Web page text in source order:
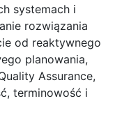
systemach i
rozwiązania
od reaktywnego
planowania,
Assurance,
terminowość i